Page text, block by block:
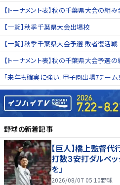
【トーナメント表】秋の千葉県大会の組
【一覧】秋季千葉県大会出場校
【一覧】秋季千葉県大会予選 敗者復活
【トーナメント表】秋の千葉県大会予選
「来年も確実に強い」甲子園出場7チー
野球の新着記事
【巨人】橋上監督
打数３安打ダルベ
を」
2026/08/07 05:10野球